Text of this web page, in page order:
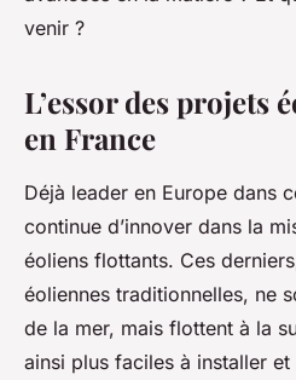
venir ?
L’essor des projets
en France
Déjà leader en Europe dans
continue d’innover dans la
éoliens flottants. Ces
éoliennes traditionnelles, ne
de la mer, mais flottent à la
ainsi plus faciles à installer